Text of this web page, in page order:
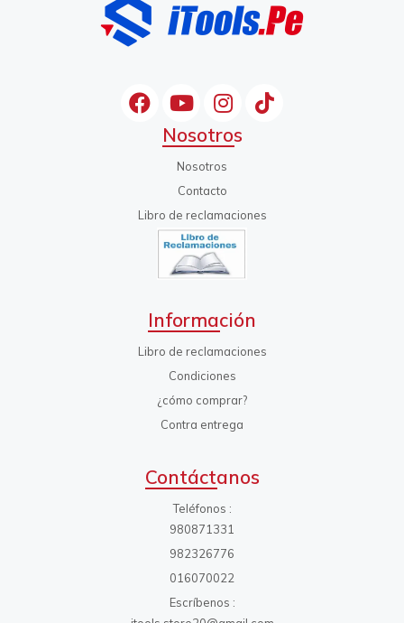
Nosotros
Nosotros
Contacto
Libro de reclamaciones
Información
Libro de reclamaciones
Condiciones
¿cómo comprar?
Contra entrega
Contáctanos
Teléfonos
980871331
982326776
016070022
Escríbenos